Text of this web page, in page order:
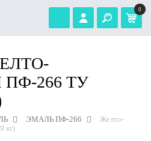
0
266 ТУ
ЭМАЛЬ ПФ-266
Желто-
кг)